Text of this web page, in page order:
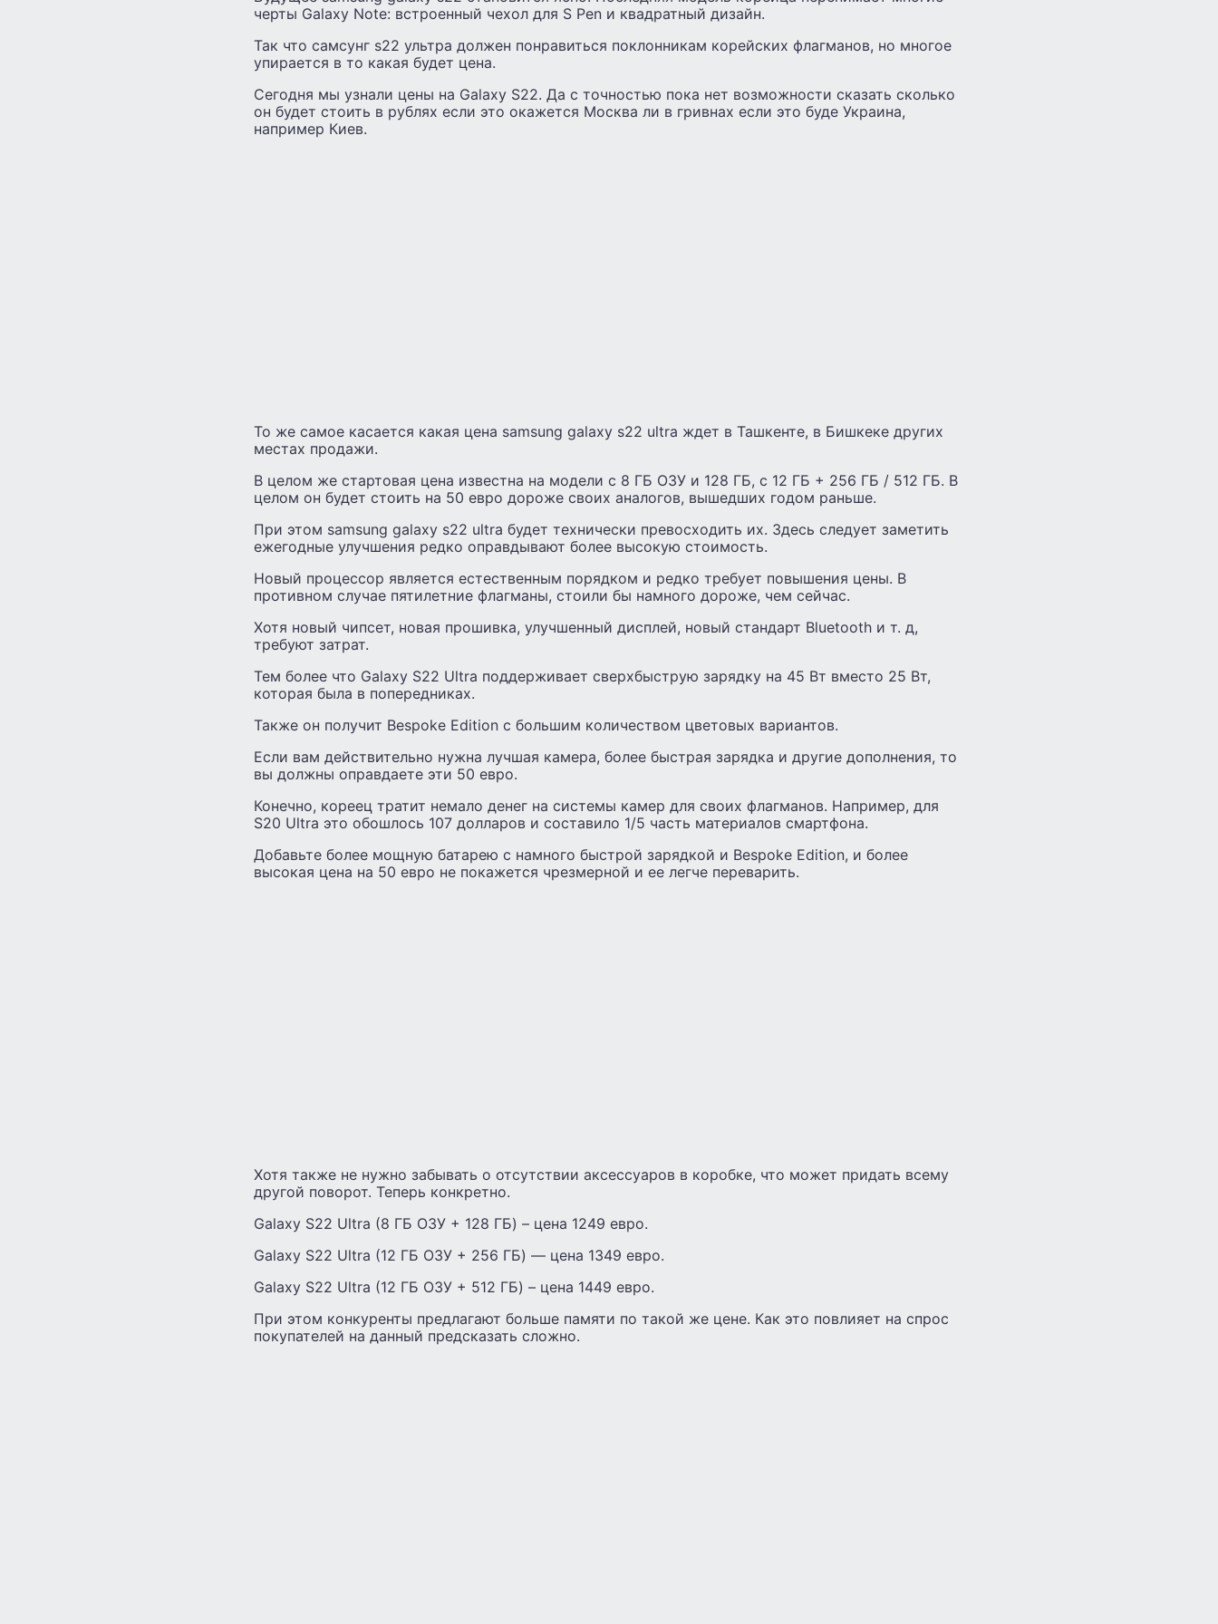
черты Galaxy Note: встроенный чехол для S Pen и квадратный дизайн.
Так что самсунг s22 ультра должен понравиться поклонникам корейских флагманов, но многое
упирается в то какая будет цена.
Сегодня мы узнали цены на Galaxy S22. Да с точностью пока нет возможности сказать сколько
он будет стоить в рублях если это окажется Москва ли в гривнах если это буде Украина,
например Киев.
То же самое касается какая цена samsung galaxy s22 ultra ждет в Ташкенте, в Бишкеке других
местах продажи.
В целом же стартовая цена известна на модели с 8 ГБ ОЗУ и 128 ГБ, с 12 ГБ + 256 ГБ / 512 ГБ. В
целом он будет стоить на 50 евро дороже своих аналогов, вышедших годом раньше.
При этом samsung galaxy s22 ultra будет технически превосходить их. Здесь следует заметить
ежегодные улучшения редко оправдывают более высокую стоимость.
Новый процессор является естественным порядком и редко требует повышения цены. В
противном случае пятилетние флагманы, стоили бы намного дороже, чем сейчас.
Хотя новый чипсет, новая прошивка, улучшенный дисплей, новый стандарт Bluetooth и т. д,
требуют затрат.
Тем более что Galaxy S22 Ultra поддерживает сверхбыструю зарядку на 45 Вт вместо 25 Вт,
которая была в попередниках.
Также он получит Bespoke Edition с большим количеством цветовых вариантов.
Если вам действительно нужна лучшая камера, более быстрая зарядка и другие дополнения, то
вы должны оправдаете эти 50 евро.
Конечно, кореец тратит немало денег на системы камер для своих флагманов. Например, для
S20 Ultra это обошлось 107 долларов и составило 1/5 часть материалов смартфона.
Добавьте более мощную батарею с намного быстрой зарядкой и Bespoke Edition, и более
высокая цена на 50 евро не покажется чрезмерной и ее легче переварить.
Хотя также не нужно забывать о отсутствии аксессуаров в коробке, что может придать всему
другой поворот. Теперь конкретно.
Galaxy S22 Ultra (8 ГБ ОЗУ + 128 ГБ) – цена 1249 евро.
Galaxy S22 Ultra (12 ГБ ОЗУ + 256 ГБ) — цена 1349 евро.
Galaxy S22 Ultra (12 ГБ ОЗУ + 512 ГБ) – цена 1449 евро.
При этом конкуренты предлагают больше памяти по такой же цене. Как это повлияет на спрос
покупателей на данный предсказать сложно.